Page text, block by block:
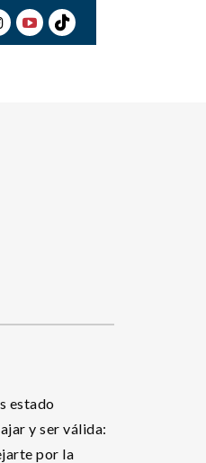
estado
y ser válida:
por la